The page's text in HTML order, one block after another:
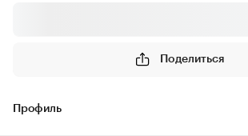
Поделиться
Профиль